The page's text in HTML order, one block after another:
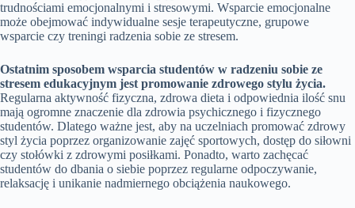
trudnościami emocjonalnymi i stresowymi. Wsparcie emocjonalne
może obejmować indywidualne sesje terapeutyczne, grupowe
wsparcie czy treningi radzenia sobie ze stresem.
Ostatnim sposobem wsparcia studentów w radzeniu sobie ze
stresem edukacyjnym jest promowanie zdrowego stylu życia.
Regularna aktywność fizyczna, zdrowa dieta i odpowiednia ilość snu
mają ogromne znaczenie dla zdrowia psychicznego i fizycznego
studentów. Dlatego ważne jest, aby na uczelniach promować zdrowy
styl życia poprzez organizowanie zajęć sportowych, dostęp do siłowni
czy stołówki z zdrowymi posiłkami. Ponadto, warto zachęcać
studentów do dbania o siebie poprzez regularne odpoczywanie,
relaksację i unikanie nadmiernego obciążenia naukowego.